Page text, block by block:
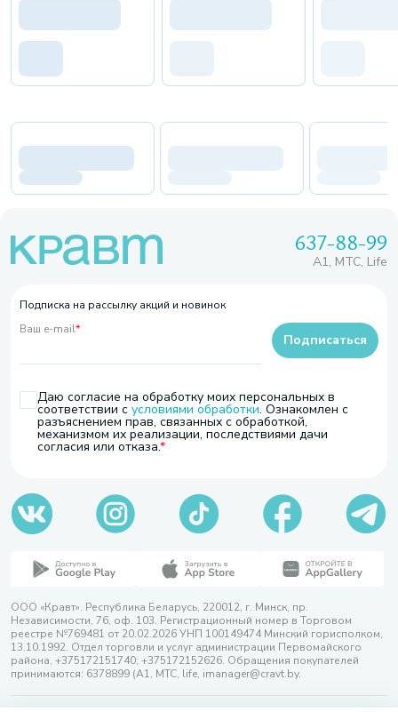
637-88-99
A1, МТС, Life
Подписка на рассылку акций и новинок
Ваш e-mail*
Даю согласие на обработку моих персональных в
соответствии с условиями обработки. Ознакомлен с
разъяснением прав, связанных с обработкой,
механизмом их реализации, последствиями дачи
согласия или отказа.
Подписаться
ООО «Кравт». Республика Беларусь, 220012, г. Минск, пр.
Независимости, 76, оф. 103. Регистрационный номер в Торговом
реестре №769481 от 20.02.2026 УНП 100149474 Минский горисполком,
13.10.1992. Отдел торговли и услуг администрации Первомайского
района, +375172151740; +375172152626. Обращения покупателей
принимаются: 6378899 (А1, МТС, life, imanager@cravt.by.